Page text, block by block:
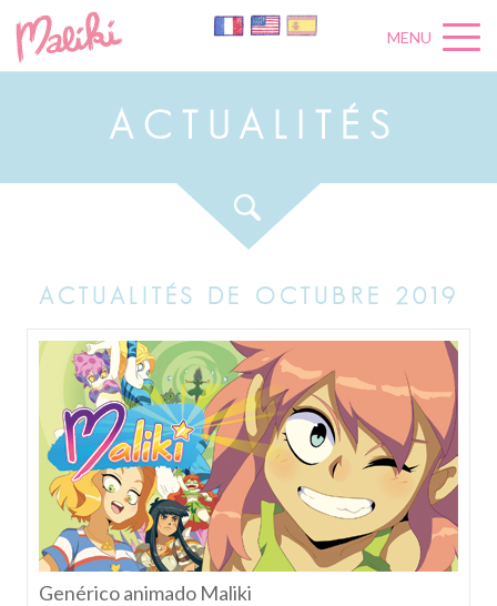
MENU
A C U A L É S
ACTUALITÉS DE OCTUBRE 2019
Genérico animado Maliki